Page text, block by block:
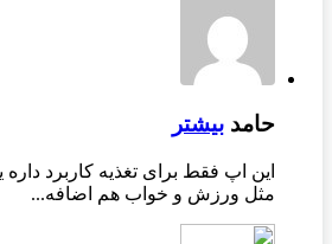
حامد بیشتر
این اپ فقط برای تغذیه کاربرد
مثل ورزش و خواب هم اضافه...